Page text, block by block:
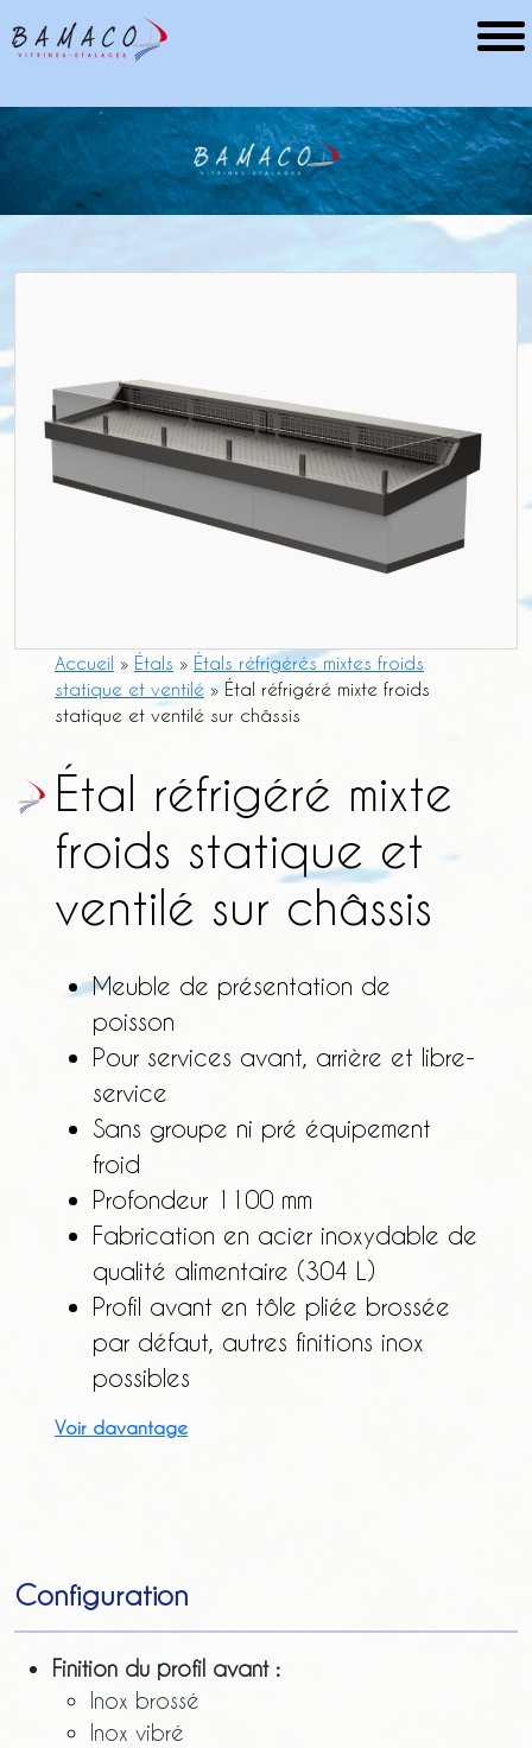
Accueil » Étals » Étals réfrigérés mixtes froids
statique et ventilé»Étal réfrigéré mixte froids
statique et ventilé sur châssis
Étal réfrigéré mixte
froids statique et
ventilé sur châssis
Meuble de présentation de
poisson
Pour services avant, arrière et libre-
service
Sans groupe ni pré équipement
froid
Profondeur 1100 mm
Fabrication en acier inoxydable de
qualité alimentaire (304 L)
Profil avant en tôle pliée brossée
par défaut, autres finitions inox
possibles
Voir davantage
Configuration
Finition du profil avant :
Inox brossé
Inox vibré